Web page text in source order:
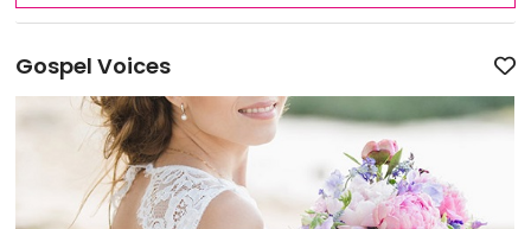
Gospel Voices